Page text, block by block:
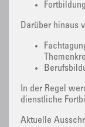
Darüber hinaus
In der Regel
dienstliche
Aktuelle